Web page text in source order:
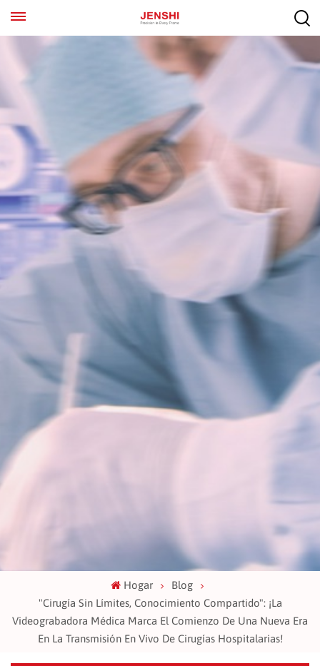
Hogar
Blog
"Cirugía Sin Límites, Conocimiento Compartido": ¡La
Videograbadora Médica Marca El Comienzo De Una Nueva Era
En La Transmisión En Vivo De Cirugías Hospitalarias!